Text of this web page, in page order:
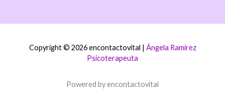
Copyright © 2026 encontactovital | Ángela Ramirez
Psicoterapeuta
Powered by encontactovital